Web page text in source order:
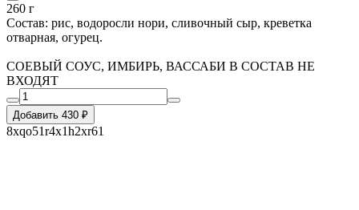
260 г
Состав: рис, водоросли нори, сливочный сыр, креветка
отварная, огурец.
СОЕВЫЙ СОУС, ИМБИРЬ, ВАССАБИ В СОСТАВ НЕ
ВХОДЯТ
Добавить 430 ₽
8xqo51r4x1h2xr61